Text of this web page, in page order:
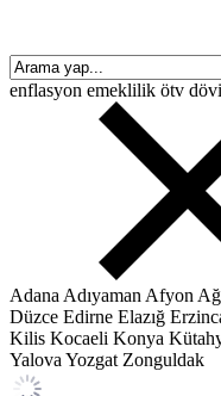
enflasyon emeklilik ötv
Adana Adıyaman Afyon
Düzce Edirne Elazığ
Kilis Kocaeli Konya
Yalova Yozgat Zonguldak